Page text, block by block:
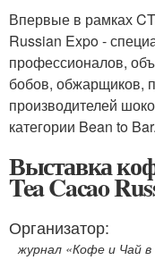
Впервые в рамках
Russian Expo -
профессионалов,
бобов, обжарщиков,
производителей
категории Bean to Bar.
Выставка
Tea Cacao
Организатор:
журнал «Кофе и Чай в